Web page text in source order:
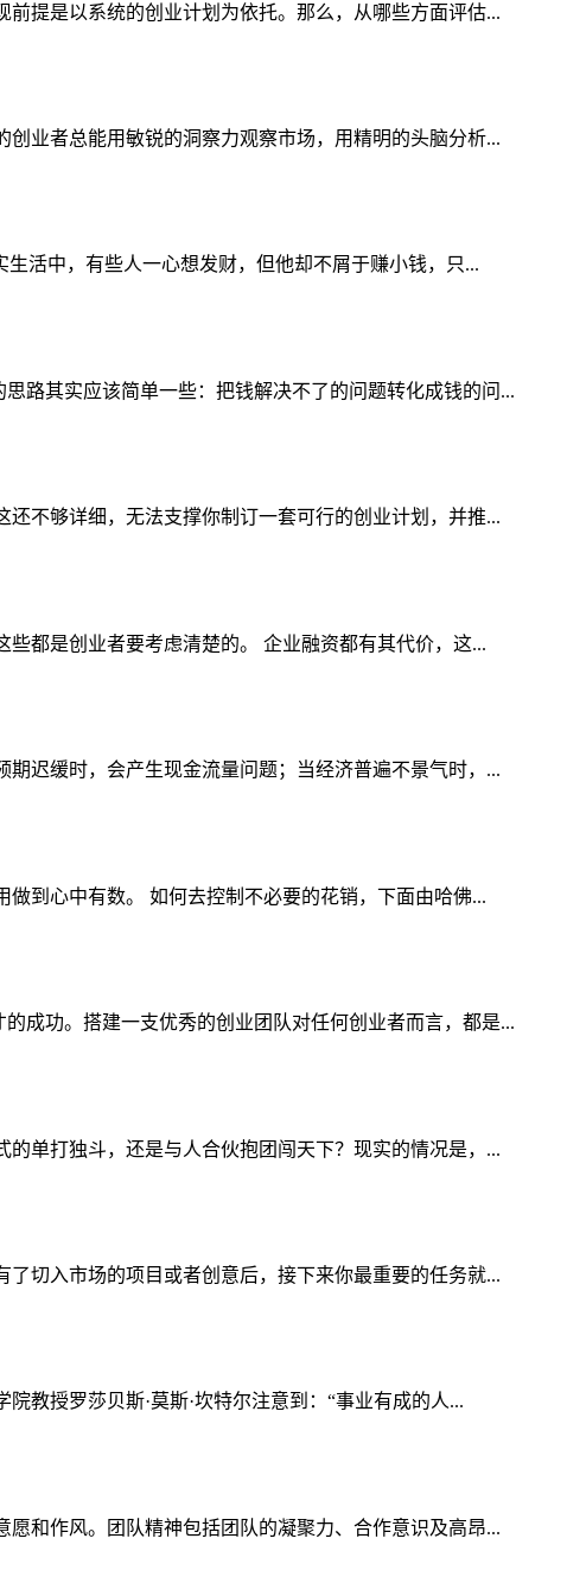
提是以系统的创业计划为依托。那么，从哪些方面评估...
业者总能用敏锐的洞察力观察市场，用精明的头脑分析...
活中，有些人一心想发财，但他却不屑于赚小钱，只...
路其实应该简单一些：把钱解决不了的问题转化成钱的问...
不够详细，无法支撑你制订一套可行的创业计划，并推...
都是创业者要考虑清楚的。 企业融资都有其代价，这...
迟缓时，会产生现金流量问题；当经济普遍不景气时，...
到心中有数。 如何去控制不必要的花销，下面由哈佛...
成功。搭建一支优秀的创业团队对任何创业者而言，都是...
单打独斗，还是与人合伙抱团闯天下？现实的情况是，...
切入市场的项目或者创意后，接下来你最重要的任务就...
教授罗莎贝斯·莫斯·坎特尔注意到：“事业有成的人...
和作风。团队精神包括团队的凝聚力、合作意识及高昂...